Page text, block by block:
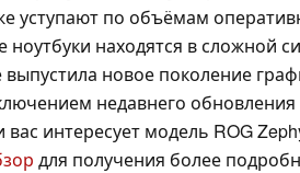
уступают по объёмам
ноутбуки находятся в сложной
новое поколение
недавнего
интересует модель ROG
для получения более